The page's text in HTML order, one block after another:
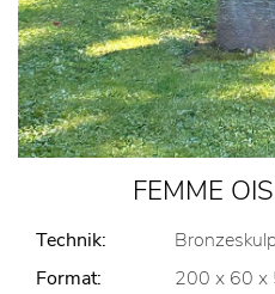
FEMME
Technik:
Format:
200 x 60 x